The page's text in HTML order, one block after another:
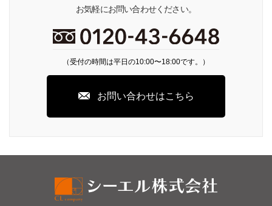
お気軽にお問い合わせください。
（受付の時間は平日の10:00〜18:00です。）
お問い合わせはこちら